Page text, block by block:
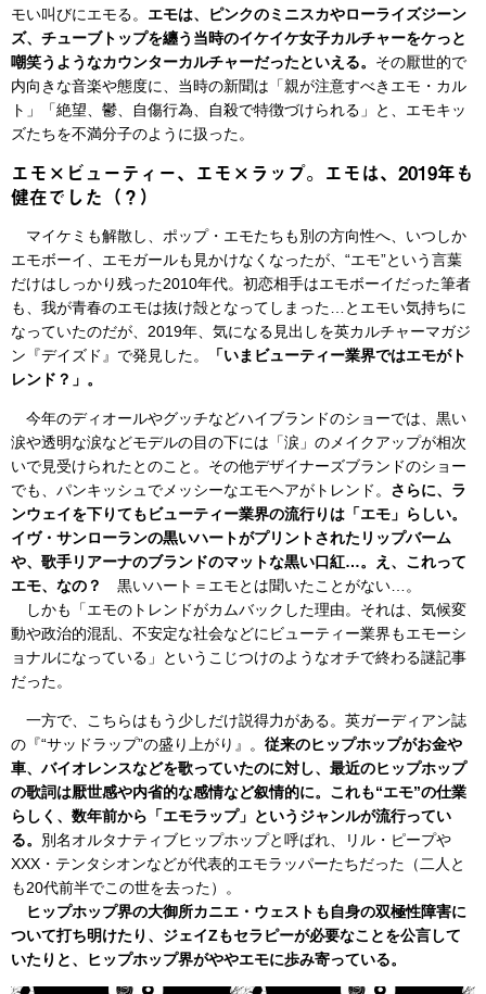
モい叫びにエモる。 エモは、ピンクのミニスカやローライズジーン
ズ、チューブトップを纏う当時のイケイケ女子カルチャーをケっと
嘲笑うようなカウンターカルチャーだったといえる。 その厭世的で
内向きな音楽や態度に、当時の新聞は「親が注意すべきエモ・カル
ト」「絶望、鬱、自傷行為、自殺で特徴づけられる」と、エモキッ
ズたちを不満分子のように扱った。
エモ×ビューティー、エモ×ラップ。エモは、2019年も
健在でした（？）
マイケミも解散し、ポップ・エモたちも別の方向性へ、いつしか
エモボーイ、エモガールも見かけなくなったが、“エモ”という言葉
だけはしっかり残った2010年代。初恋相手はエモボーイだった筆者
も、我が青春のエモは抜け殻となってしまった…とエモい気持ちに
なっていたのだが、2019年、気になる見出しを英カルチャーマガジ
ン『デイズド』で発見した。
「いまビューティー業界ではエモがト
レンド？」。
今年のディオールやグッチなどハイブランドのショーでは、黒い
涙や透明な涙などモデルの目の下には「涙」のメイクアップが相次
いで見受けられたとのこと。その他デザイナーズブランドのショー
でも、パンキッシュでメッシーなエモヘアがトレンド。 さらに、ラ
ンウェイを下りてもビューティー業界の流行りは「エモ」らしい。
イヴ・サンローランの黒いハートがプリントされたリップバーム
や、歌手リアーナのブランドのマットな黒い口紅…。え、これって
エモ、なの？
黒いハート＝エモとは聞いたことがない…。
しかも「エモのトレンドがカムバックした理由。それは、気候変
動や政治的混乱、不安定な社会などにビューティー業界もエモーシ
ョナルになっている」というこじつけのようなオチで終わる謎記事
だった。
一方で、こちらはもう少しだけ説得力がある。英ガーディアン誌
の『“サッドラップ”の盛り上がり』。 従来のヒップホップがお金や
車、バイオレンスなどを歌っていたのに対し、最近のヒップホップ
の歌詞は厭世感や内省的な感情など叙情的に。これも“エモ”の仕業
らしく、数年前から「エモラップ」というジャンルが流行ってい
る。 別名オルタナティブヒップホップと呼ばれ、リル・ピープや
XXX・テンタシオンなどが代表的エモラッパーたちだった（二人と
も20代前半でこの世を去った）。
ヒップホップ界の大御所カニエ・ウェストも自身の双極性障害に
ついて打ち明けたり、ジェイZもセラピーが必要なことを公言して
いたりと、ヒップホップ界がややエモに歩み寄っている。